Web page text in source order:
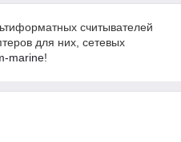
считывателей
для них, сетевых
marine!